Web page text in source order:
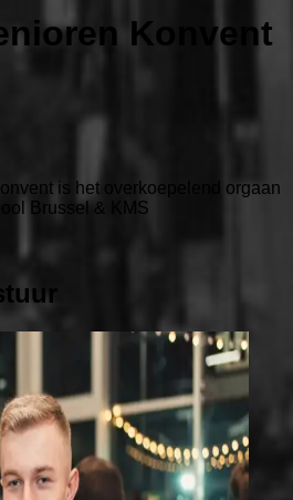
Konvent
is het overkoepelend orgaan
Brussel & KMS